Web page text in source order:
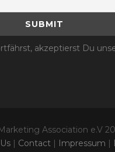
akzeptierst Du
Association e.V
Contact Impressum